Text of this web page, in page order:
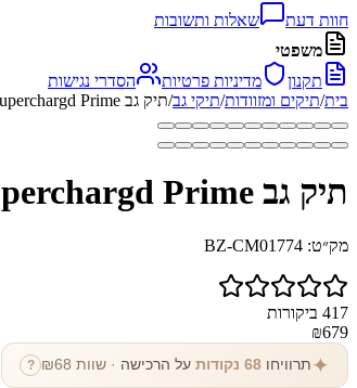
חוות דעת
שאלות ותשובות
משפטי
תקנון
מדיניות פרטיות
הסדרי נגישות
בית/תיקים ומזוודות/תיקי גב/תיק גב Superchargd Prime למחשב 16 אינץ' מעור אמיתי מבית כאמל מאונטין
תיק גב Superchargd Prime למחשב 16 אינץ' מעור אמיתי מבית כאמל מאונטין
מק״ט: BZ-CM01774
417 ביקורות
₪679
✦ תרוויחו 68 נקודות על הרכישה · שוות ₪ 68
?